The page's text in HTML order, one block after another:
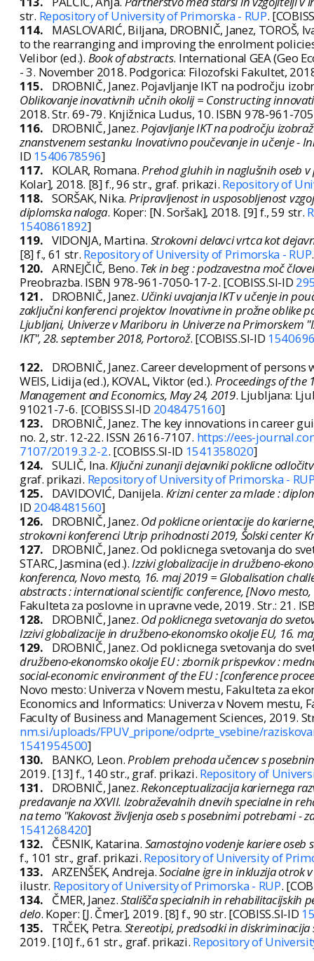
str. Repository of University of Primorska - RUP.
114.
MASLOVARIĆ, Biljana, DROBNIČ, Janez,
to the rearranging and improving the enrolment policies
Velibor (ed.). Book of abstracts. International GEA (Geo
- 3. November 2018. Podgorica: Filozofski Fakultet,
115.
DROBNIČ, Janez. Pojavljanje IKT na področju
Oblikovanje inovativnih učnih okolij = Constructing
2018. Str. 69-79. Knjižnica Ludus, 10. ISBN 978-961-
116.
DROBNIČ, Janez.Pojavljanje IKT na področju
znanstvenem sestanku Inovativno poučevanje in učenje -
ID 1540678596]
117.
KOLAR, Romana.Prehod gluhih in naglušnih oseb
Kolar], 2018. [8] f., 96 str., graf. prikazi. Repository of
118. SORŠAK, Nika. Pripravljenost in usposobljenost
diplomska naloga. Koper: [N. Soršak], 2018. [9] f., 59 str.
1540861892]
119. VIDONJA, Martina. Strokovni delavci vrtca kot
[8] f., 61 str. Repository of University of Primorska - RUP
120. ARNEJČIČ, Beno. Tek in beg : podzavestna moč
Preobrazba. ISBN 978-961-7050-17-2. [COBISS.SI-ID
121.
DROBNIČ, Janez. Učinki uvajanja IKT v učenje in
zaključni konferenci projektov Inovativne in prožne oblike
Ljubljani, Univerze v Mariboru in Univerze na Primorskem
IKT", 28. september 2018, Portorož. [COBISS.SI-ID
122.
DROBNIČ, Janez. Career development of
WEIS, Lidija (ed.), KOVAL, Viktor (ed.). Proceedings of the
Management and Economics, May 24, 2019. Ljubljana:
91021-7-6. [COBISS.SI-ID 2048475160]
123.
DROBNIČ, Janez. The key innovations in career
no. 2, str. 12-22. ISSN 2616-7107. https://ees-
7107/2019.3.2-2. [COBISS.SI-ID 1541358020]
124. SULIČ, Ina.Ključni zunanji dejavniki poklicne
graf. prikazi. Repository of University of Primorska -
125.
DAVIDOVIĆ, Danijela. Krizni center za mlade :
ID 2048481560]
126.
DROBNIČ, Janez. Od poklicne orientacije do
strokovni konferenci Utrip prihodnosti 2019, Šolski center
127.
DROBNIČ, Janez. Od poklicnega svetovanja do
STARC, Jasmina (ed.).Izzivi globalizacije in družbeno-
konferenca, Novo mesto, 16. maj 2019 = Globalisation
abstracts : international scientific conference, [Novo
Fakulteta za poslovne in upravne vede, 2019. Str.: 21.
128.
DROBNIČ, Janez. Od poklicnega svetovanja do
Izzivi globalizacije in družbeno-ekonomsko okolje EU, 16.
129.
DROBNIČ, Janez. Od poklicnega svetovanja do
družbeno-ekonomsko okolje EU : zbornik prispevkov :
social-economic environment of the EU : [conference
Novo mesto: Univerza v Novem mestu, Fakulteta za
Economics and Informatics: Univerza v Novem mestu,
Faculty of Business and Management Sciences, 2019.
nm.si/uploads/FPUV_pripone/odprte_vsebine/
1541954500]
130.
BANKO, Leon.Problem prehoda učencev s
2019. [13] f., 140 str., graf. prikazi. Repository of
131.
DROBNIČ, Janez.Rekonceptualizacija kariernega
predavanje na XXVII. Izobraževalnih dnevih specialne in
na temo "Kakovost življenja oseb s posebnimi potrebami -
1541268420]
132.
ČESNIK, Katarina. Samostojno vodenje kariere
f., 101 str., graf. prikazi. Repository of University of
133. ARZENŠEK, Andreja.Socialne igre in inkluzija otrok
ilustr. Repository of University of Primorska - RUP.
134.
ČMER, Janez.Stališča specialnih in rehabilitacijskih
delo. Koper: [J. Čmer], 2019. [8] f., 90 str. [COBISS.SI-ID
135.
TRČEK, Petra. Stereotipi, predsodki in
2019. [10] f., 61 str., graf. prikazi. Repository of